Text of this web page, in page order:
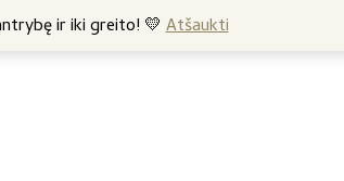
ir iki greito! 💛Atšaukti